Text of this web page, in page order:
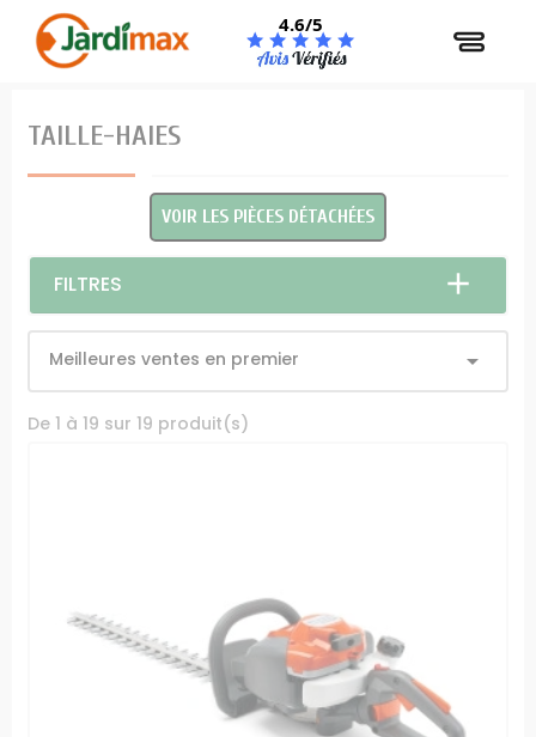
4.6/5
TAILLE-HAIES
VOIR LES PIÈCES DÉTACHÉES
FILTRES
Meilleures ventes en premier 
De 1 à 19 sur 19 produit(s)
Panneau de gestion des cookies